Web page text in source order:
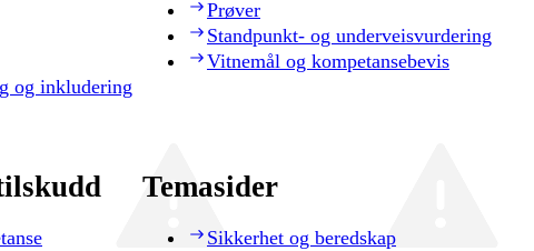
og inkludering
Prøver
Standpunkt- og underveisvurdering
Vitnemål og kompetansebevis
Temasider
Sikkerhet og beredskap